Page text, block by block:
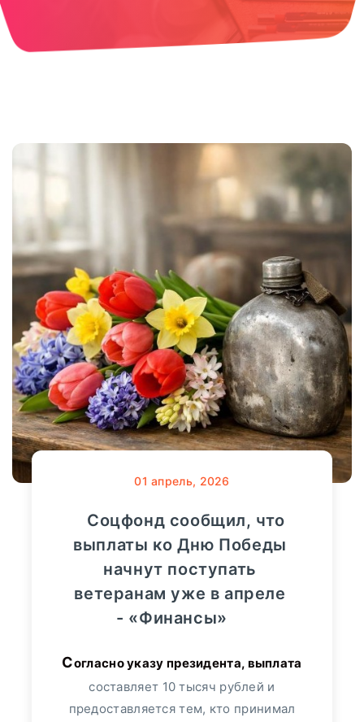
01 апрель, 2026
Соцфонд сообщил, что
выплаты ко Дню Победы
начнут поступать
ветеранам уже в апреле
- «Финансы»
Согласно указу президента, выплата
составляет 10 тысяч рублей и
предоставляется тем, кто принимал